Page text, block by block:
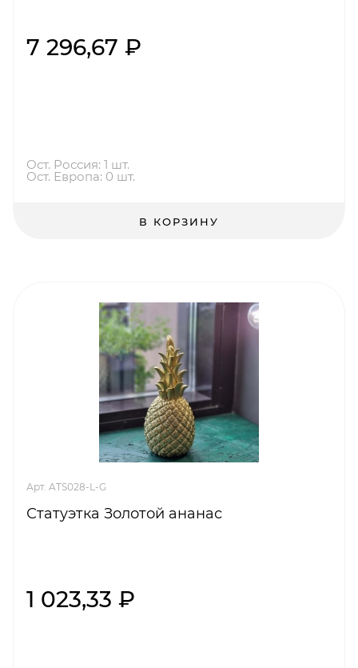
7 296,67 ₽
Ост. Россия: 1 шт.
Ост. Европа: 0 шт.
В КОРЗИНУ
Арт. ATS028-L-G
Статуэтка Золотой ананас
1 023,33 ₽